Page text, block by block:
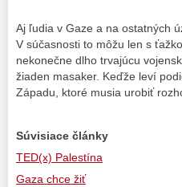
Aj ľudia v Gaze a na ostatných
V súčasnosti to môžu len s
nekonečne dlho trvajúcu
žiaden masaker. Keďže leví
Západu, ktoré musia urobiť
Súvisiace články
TED(x) Palestína
Gaza chce žiť